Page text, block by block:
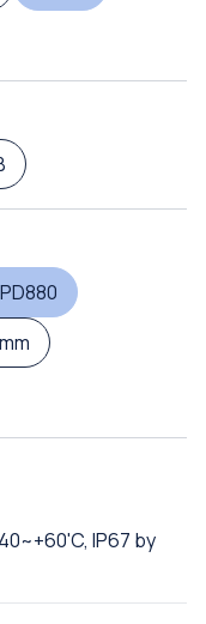
IP67 by